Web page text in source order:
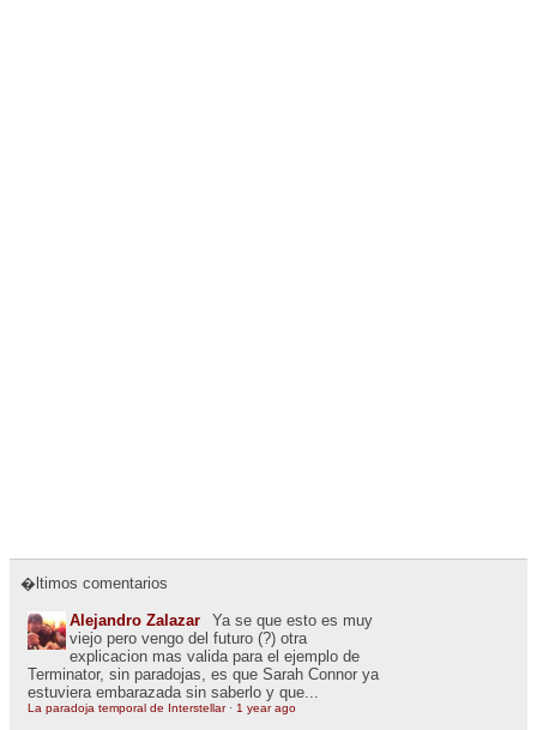
�ltimos comentarios
Alejandro Zalazar
Ya se que esto es muy
viejo pero vengo del futuro (?) otra
explicacion mas valida para el ejemplo de
Terminator, sin paradojas, es que Sarah Connor ya
estuviera embarazada sin saberlo y que...
La paradoja temporal de Interstellar· 1 year ago